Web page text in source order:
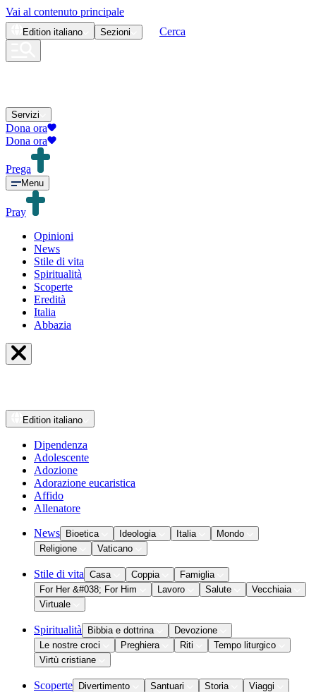
Vai al contenuto principale
Edition italiano Sezioni Cerca
Servizi
Dona ora
Dona ora
Prega
Menu
Pray
Opinioni
News
Stile di vita
Spiritualità
Scoperte
Eredità
Italia
Abbazia
Edition italiano
Dipendenza
Adolescente
Adozione
Adorazione eucaristica
Affido
Allenatore
News Bioetica Ideologia Italia
Mondo
Religione
Vaticano
Stile di vita Casa Coppia
Famiglia
For Her &#038; For Him
Lavoro Salute
Vecchiaia
Virtuale
Spiritualità Bibbia e dottrina
Devozione
Le nostre croci
Preghiera Riti
Tempo liturgico
Virtù cristiane
Scoperte Divertimento Santuari Storia Viaggi